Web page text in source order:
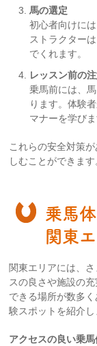
馬の選定
初心者向けに
ストラクター
でくれます。
レッスン前の
乗馬前には、
ります。体験
マナーを学びま
これらの安全対策
しむことができます
乗馬
関東
関東エリアには、
スの良さや施設の
できる場所が数多
験スポットを紹介し
アクセスの良い乗馬